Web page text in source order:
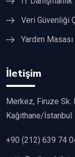
Veri Güvenliği
Yardım
İletişim
Merkez, Firuze
Kağıthane/İstanbul
+90 (212) 639 74